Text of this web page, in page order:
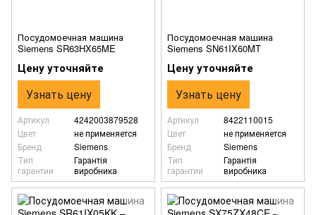
Посудомоечная машина
Siemens SR63HX65ME
Цену уточняйте
Узнать цену
Артикул
4242003879528
Цвет
не применяется
Бренд
Siemens
Тип
гарантии
Гарантія
виробника
Посудомоечная машина
Siemens SN61IX60MT
Цену уточняйте
Узнать цену
Артикул
8422110015
Цвет
не применяется
Бренд
Siemens
Тип
гарантии
Гарантія
виробника